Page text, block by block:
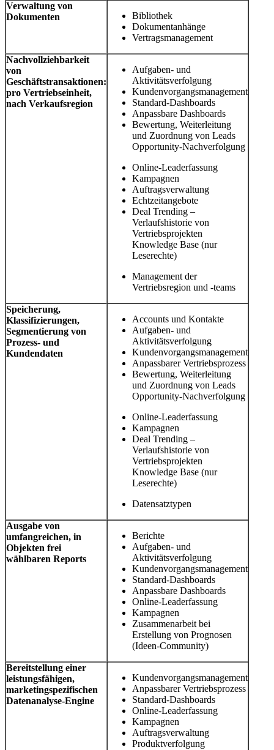
Verwaltung von
Dokumenten
Bibliothek
Dokumentanhänge
Vertragsmanagement
Nachvollziehbarkeit
von
Geschäftstransaktionen:
pro Vertriebseinheit,
nach Verkaufsregion
Aufgaben- und
Aktivitätsverfolgung
Kundenvorgangsmanagement
Standard-Dashboards
Anpassbare Dashboards
Bewertung, Weiterleitung
und Zuordnung von Leads
Opportunity-Nachverfolgung
Online-Leaderfassung
Kampagnen
Auftragsverwaltung
Echtzeitangebote
Deal Trending –
Verlaufshistorie von
Vertriebsprojekten
Knowledge Base (nur
Leserechte)
Management der
Vertriebsregion und -teams
Speicherung,
Klassifizierungen,
Segmentierung von
Prozess- und
Kundendaten
Accounts und Kontakte
Aufgaben- und
Aktivitätsverfolgung
Kundenvorgangsmanagement
Anpassbarer Vertriebsprozess
Bewertung, Weiterleitung
und Zuordnung von Leads
Opportunity-Nachverfolgung
Online-Leaderfassung
Kampagnen
Deal Trending –
Verlaufshistorie von
Vertriebsprojekten
Knowledge Base (nur
Leserechte)
Datensatztypen
Ausgabe von
umfangreichen, in
Objekten frei
wählbaren Reports
Berichte
Aufgaben- und
Aktivitätsverfolgung
Kundenvorgangsmanagement
Standard-Dashboards
Anpassbare Dashboards
Online-Leaderfassung
Kampagnen
Zusammenarbeit bei
Erstellung von Prognosen
(Ideen-Community)
Bereitstellung einer
leistungsfähigen,
marketingspezifischen
Datenanalyse-Engine
Kundenvorgangsmanagement
Anpassbarer Vertriebsprozess
Standard-Dashboards
Online-Leaderfassung
Kampagnen
Auftragsverwaltung
Produktverfolgung